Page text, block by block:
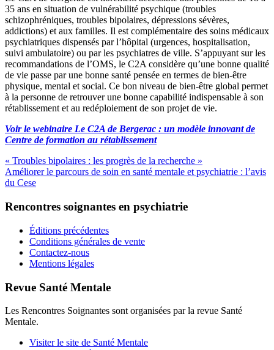
35 ans en situation de vulnérabilité psychique (troubles
schizophréniques, troubles bipolaires, dépressions sévères,
addictions) et aux familles. Il est complémentaire des soins médicaux
psychiatriques dispensés par l’hôpital (urgences, hospitalisation,
suivi ambulatoire) ou par les psychiatres de ville. S’appuyant sur les
recommandations de l’OMS, le C2A considère qu’une bonne qualité
de vie passe par une bonne santé pensée en termes de bien-être
physique, mental et social. Ce bon niveau de bien-être global permet
à la personne de retrouver une bonne capabilité indispensable à son
rétablissement et au redéploiement de son projet de vie.
Voir le webinaire Le C2A de Bergerac : un modèle innovant de
Centre de formation au rétablissement
« Troubles bipolaires : les progrès de la recherche »
Améliorer le parcours de soin en santé mentale et psychiatrie : l’avis
du Cese
Rencontres soignantes en psychiatrie
Éditions précédentes
Conditions générales de vente
Contactez-nous
Mentions légales
Revue Santé Mentale
Les Rencontres Soignantes sont organisées par la revue Santé
Mentale.
Visiter le site de Santé Mentale